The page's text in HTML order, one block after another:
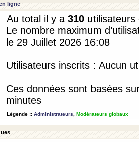
ligne
Au total il y a 310
Le nombre maximum
le 29 Juillet 2026 16:08
Utilisateurs inscrits : Aucun
Ces données sont basées
minutes
Légende :: Administrateurs Modérateurs globaux